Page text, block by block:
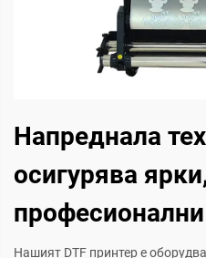
Напреднала
осигурява
Нашият DTF принтер е